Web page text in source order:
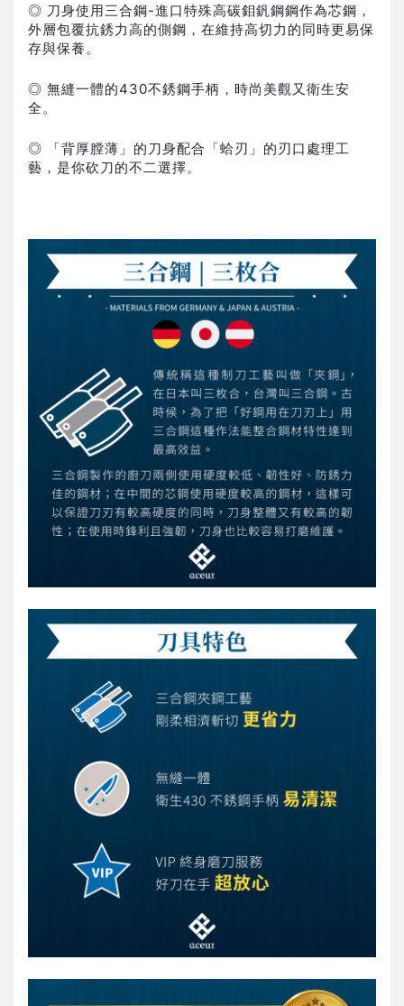
◎ 刀身使用三合鋼-進口特殊高碳鉬釩鋼鋼作為芯鋼，
外層包覆抗銹力高的側鋼，在維持高切力的同時更易保
存與保養。
◎ 無縫一體的430不銹鋼手柄，時尚美觀又衛生安
全。
◎ 「背厚膛薄」的刀身配合「蛤刃」的刃口處理工
藝，是你砍刀的不二選擇。